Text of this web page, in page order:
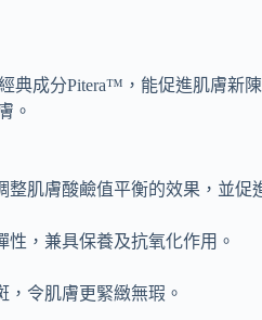
典成分Pitera™，能促進肌膚新
。
肌膚酸鹼值平衡的效果，並促
，兼具保養及抗氧化作用。
令肌膚更緊緻無瑕。